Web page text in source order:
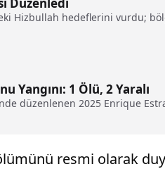
Hizbullah hedeflerini vurdu;
Yangını: 1 Ölü, 2 Yaralı
düzenlenen 2025 Enrique
resmi olarak